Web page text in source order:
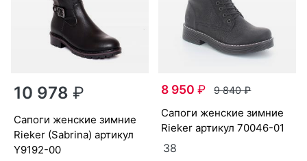
10 978₽
са­поги женс­кие зим­ние
Ri­eker (Sab­ri­na) артикул
Y9192-00
8 950₽ 9 840₽
са­поги женс­кие зим­ние
Ri­eker артикул70046-01
38